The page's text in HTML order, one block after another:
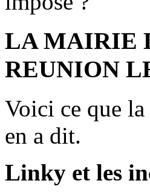
LA MAIRIE
REUNION
Voici ce que
en a dit.
Linky et les